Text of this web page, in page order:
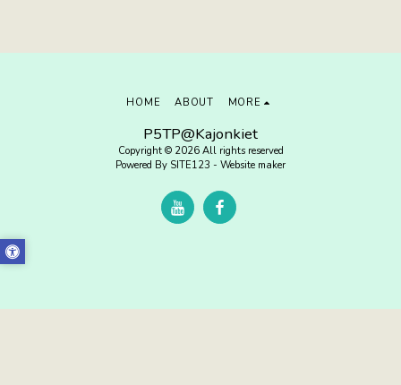
P5TP@Kajonkiet
Copyright © 2026 All rights reserved
Powered By SITE123 - Website maker
HOME ABOUT MORE